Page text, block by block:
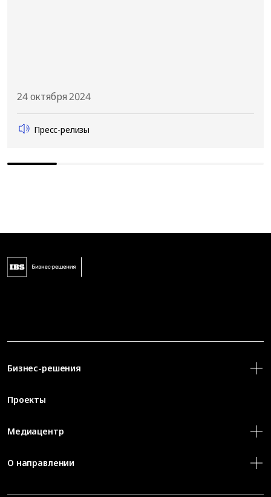
24 октября 2024
Пресс-релизы
Бизнес-решения
Проекты
Медиацентр
О направлении